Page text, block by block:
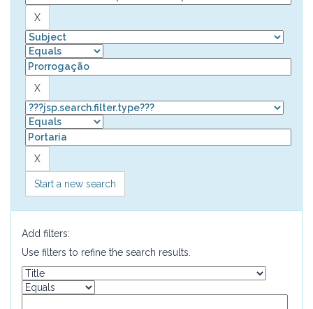
Start a new search
Add filters:
Use filters to refine the search results.